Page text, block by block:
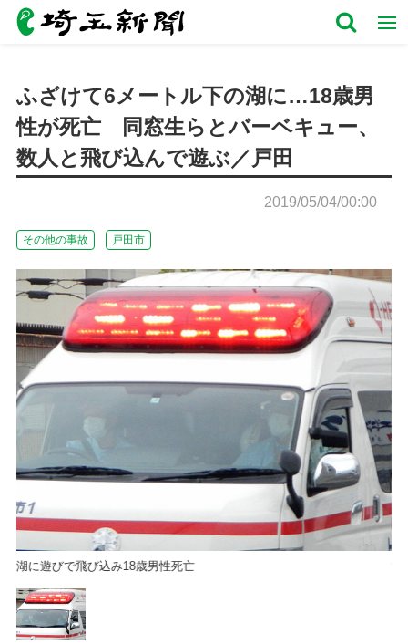
ふざけて6メートル下の湖に…18歳男
性が死亡 同窓生らとバーベキュー、
数人と飛び込んで遊ぶ／戸田
2019/05/04/00:00
その他の事故 戸田市
湖に遊びで飛び込み18歳男性死亡